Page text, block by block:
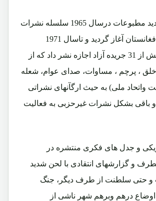
با انفاذ قانون جدید مطبوعات درسال 1965 سلسله نشرات
غیرحکومتی درافغانستان آغاز گردید و تاسال 1971
حکومت برای بیش از 31 جریده آزاد اجازه نشر داد که از
(خلق ، پرچم ، مساوات، صدای عوام، شعله
واتحاد ملی) به حیث ارگآنهای نشراتی
باقی بشکل نشرات غیرحزبی به فعالیت
و جدل های فکری منتشره در
و گزارشهای انتقادی با لحن شدید
و حتی سلطنت از طرف دیگر، جنگ
اوضاع درهم وبرهم شهر ناشی از